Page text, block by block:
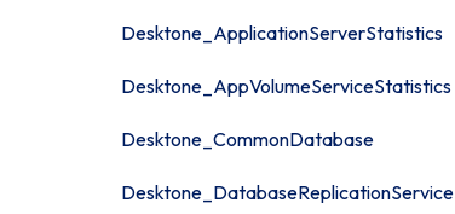
Desktone_ApplicationServerStatistics
Desktone_AppVolumeServiceStatistics
Desktone_CommonDatabase
Desktone_DatabaseReplicationService